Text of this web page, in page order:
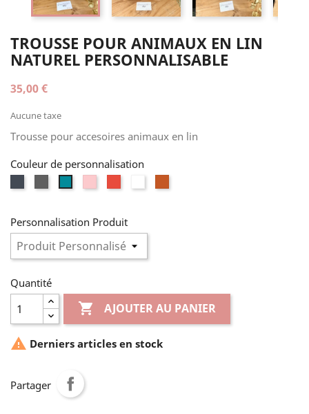
TROUSSE POUR ANIMAUX EN LIN
NATUREL PERSONNALISABLE
35,00 €
Aucune taxe
Trousse pour accesoires animaux en lin
Couleur de personnalisation
Personnalisation Produit
Quantité
 AJOUTER AU PANIER
 Derniers articles en stock
Partager